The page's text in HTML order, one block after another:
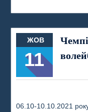
ЖОВ
11
06.10-10.10.2021